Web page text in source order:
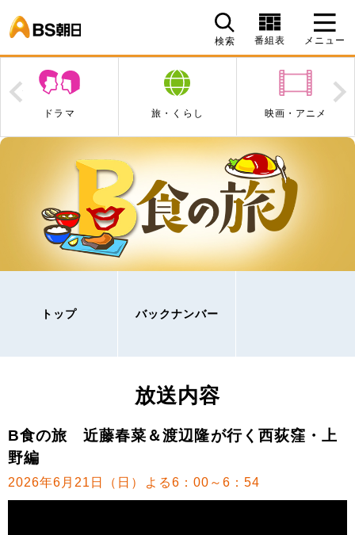
検索 番組表 メニュー
旅・くらし 映画・アニメ エンタメ・音楽
Prev
トップ バックナンバー
放送内容
B食の旅 近藤春菜＆渡辺隆が行く西荻窪・上
野編
2026年6月21日（日）よる6：00～6：54